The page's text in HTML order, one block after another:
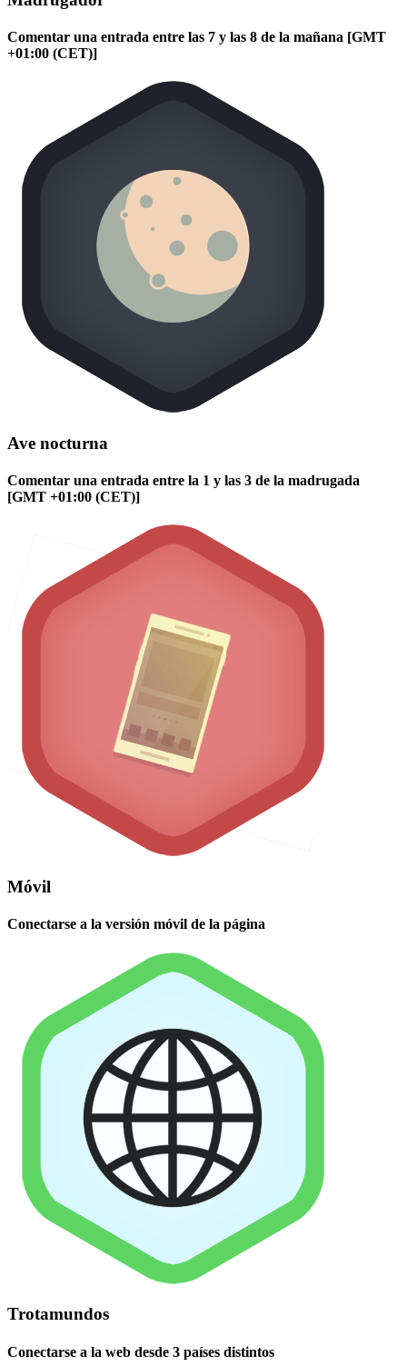
Comentar una entrada entre las 7 y las 8 de la mañana [GMT
+01:00 (CET)]
Ave nocturna
Comentar una entrada entre la 1 y las 3 de la madrugada
[GMT +01:00 (CET)]
Móvil
Conectarse a la versión móvil de la página
Trotamundos
Conectarse a la web desde 3 países distintos